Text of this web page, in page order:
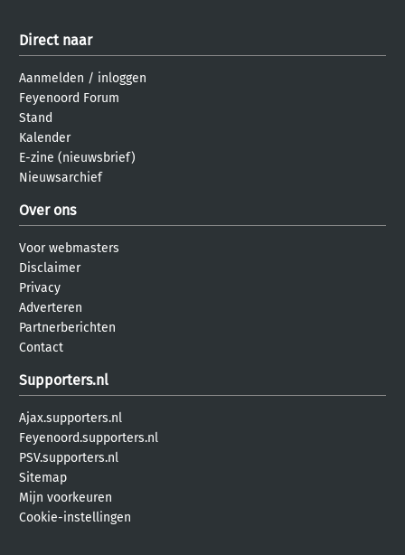
Direct naar
Aanmelden / inloggen
Feyenoord Forum
Stand
Kalender
E-zine (nieuwsbrief)
Nieuwsarchief
Over ons
Voor webmasters
Disclaimer
Privacy
Adverteren
Partnerberichten
Contact
Supporters.nl
Ajax.supporters.nl
Feyenoord.supporters.nl
PSV.supporters.nl
Sitemap
Mijn voorkeuren
Cookie-instellingen